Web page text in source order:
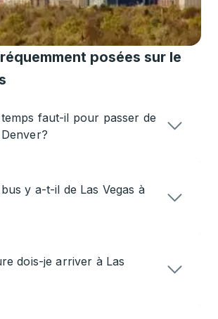
posées sur le
faut-il pour passer de
y a-t-il de Las Vegas à
dois-je arriver à Las